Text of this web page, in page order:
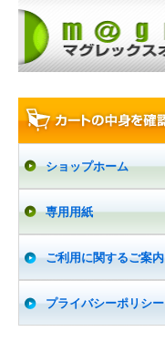
ショップホーム
専用用紙
ご利用に関するご案内
プライバシーポリシー